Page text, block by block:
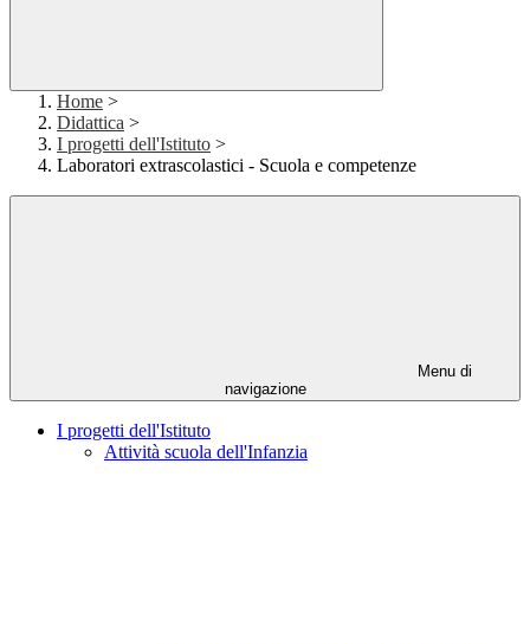
Home >
Didattica >
I progetti dell'Istituto >
Laboratori extrascolastici - Scuola e competenze
Menu di
navigazione
I progetti dell'Istituto
Attività scuola dell'Infanzia